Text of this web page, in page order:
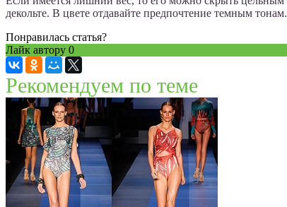
декольте. В цвете отдавайте предпочтение темным тонам.
Понравилась статья?
Лайк автору 0
Рекомендуем по теме